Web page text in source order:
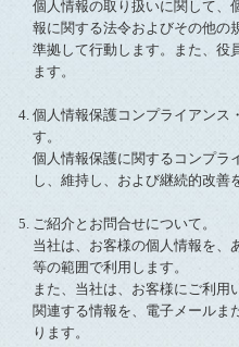
個人情報の取り扱いに関して、
報に関する法令およびその他の
準拠して行動します。また、役
ます。
個人情報保護コンプライアンス
す。
個人情報保護に関するコンプラ
し、維持し、および継続的改善
ご紹介とお問合せについて。
当社は、お客様の個人情報を、
等の範囲で利用します。
また、当社は、お客様にご利用
関連する情報を、電子メールま
ります。